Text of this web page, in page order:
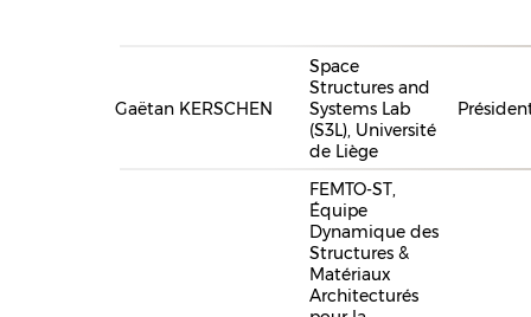
Gaëtan KERSCHEN
Space
Structures and
Systems Lab
(S3L), Université
de Liège
FEMTO-ST,
Équipe
Dynamique des
Structures &
Matériaux
Architecturés